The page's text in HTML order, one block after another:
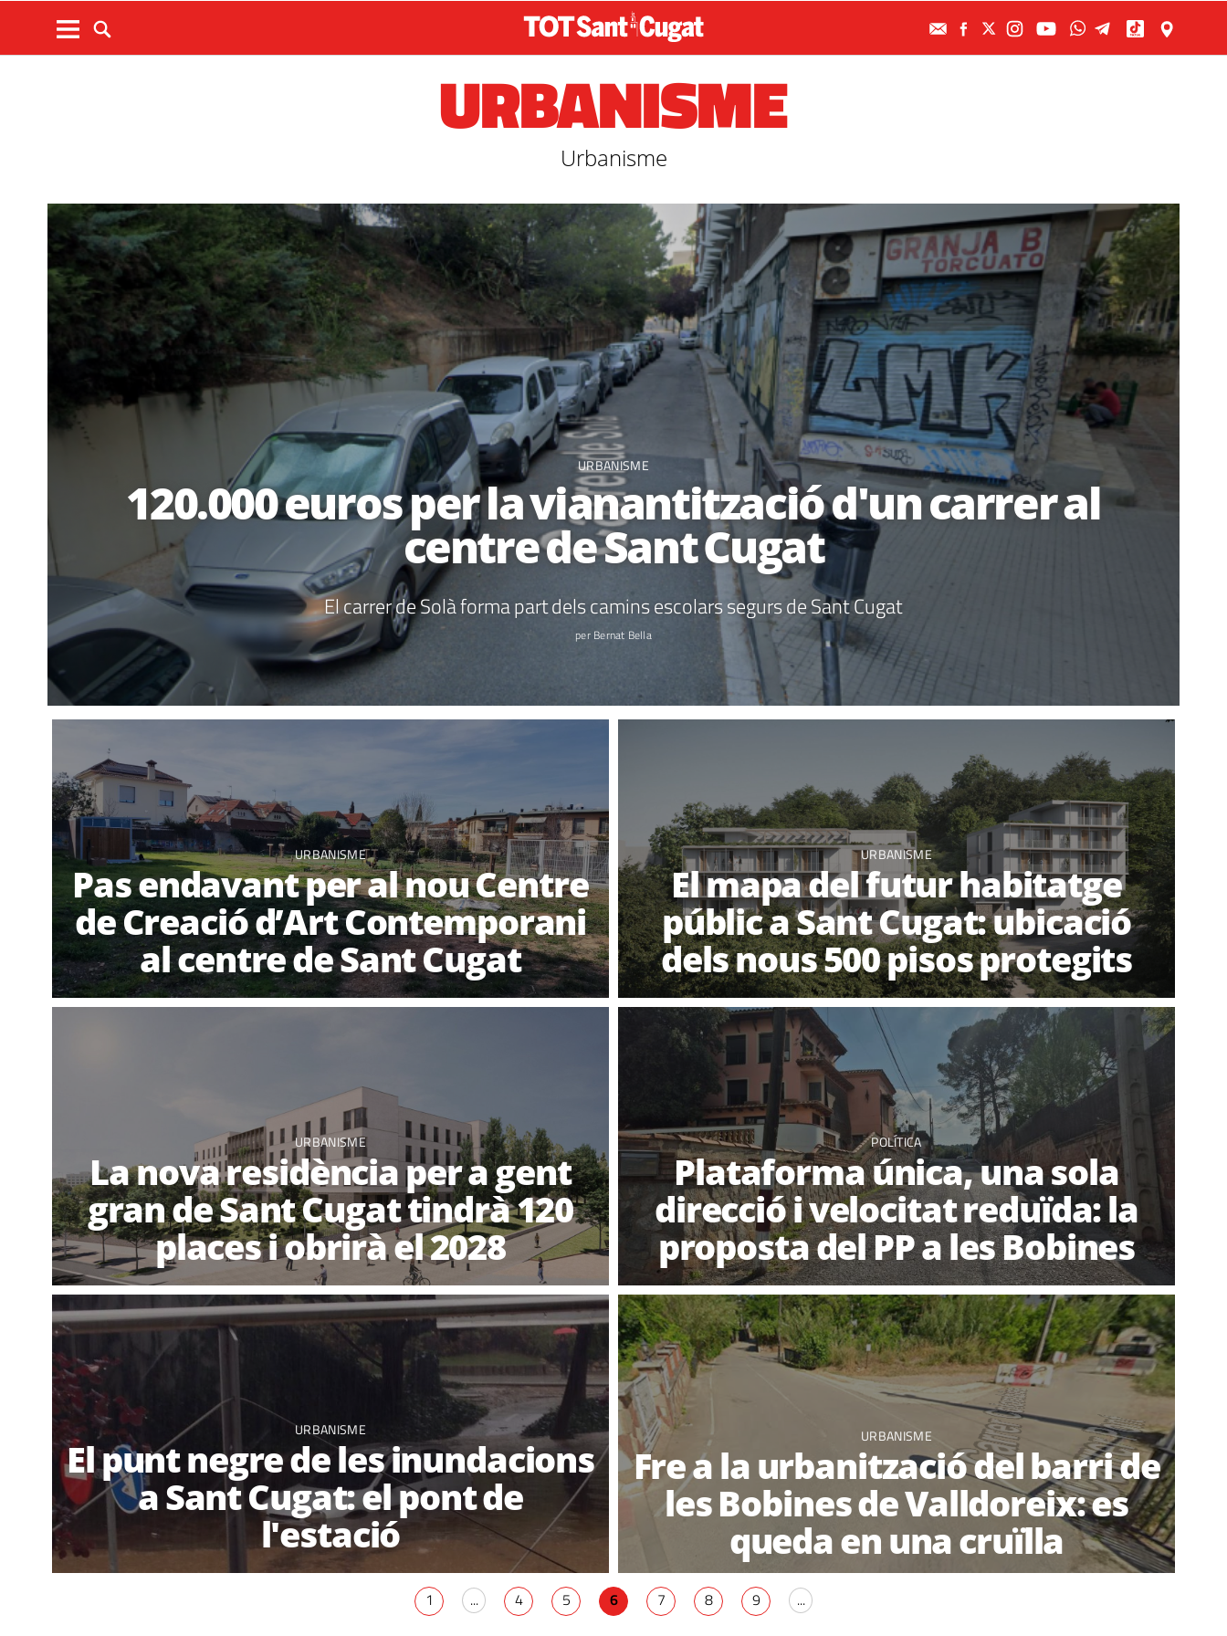
URBANISME
Urbanisme
URBANISME
120.000 euros per la vianantització d'un carrer al
centre de Sant Cugat
El carrer de Solà forma part dels camins escolars segurs de Sant Cugat
per Bernat Bella
URBANISME
Pas endavant per al nou Centre
de Creació d’Art Contemporani
al centre de Sant Cugat
URBANISME
El mapa del futur habitatge
públic a Sant Cugat: ubicació
dels nous 500 pisos protegits
URBANISME
La nova residència per a gent
gran de Sant Cugat tindrà 120
places i obrirà el 2028
POLÍTICA
Plataforma única, una sola
direcció i velocitat reduïda: la
proposta del PP a les Bobines
URBANISME
El punt negre de les inundacions
a Sant Cugat: el pont de
l'estació
URBANISME
Fre a la urbanització del barri de
les Bobines de Valldoreix: es
queda en una cruïlla
1 ... 4 5 6 7 8 9 ...